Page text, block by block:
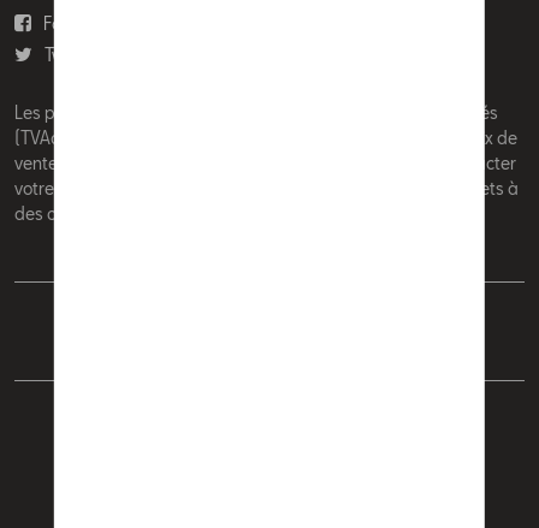
Facebook
Twitter
Les prix affichés sur le présent site sont des prix recommandés
(TVAc), hors éventuels frais de montage. Pour connaitre le prix de
vente actuel et les éventuels frais de montage, veuillez contacter
votre concessionnaire/agent. Les prix recommandés sont sujets à
des changements sans préavis.